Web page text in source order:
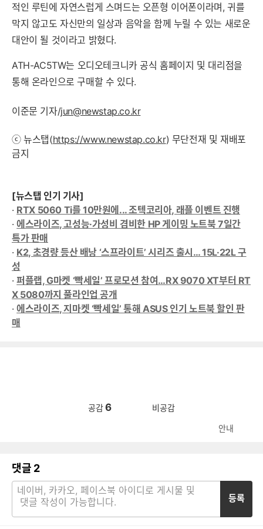
적인 루틴에 자연스럽게 스며드는 오픈형 이어폰이라며, 귀를
막지 않고도 자신만의 일상과 음악을 함께 누릴 수 있는 새로운
대안이 될 것이라고 밝혔다.
ATH-AC5TW는 오디오테크니카 공식 홈페이지 및 대리점을
통해 온라인으로 구매할 수 있다.
이준문 기자/jun@newstap.co.kr
ⓒ 뉴스탭(https://www.newstap.co.kr) 무단전재 및 재배포
금지
[뉴스탭 인기 기사]
· RTX 5060 Ti를 10만원에... 조텍코리아, 래플 이벤트 진행
·에스라이즈, 고성능·가성비 겸비한 HP 게이밍 노트북 7일간
특가 판매
· K2, 초경량 등산 배낭 ‘스프라이트’ 시리즈 출시… 15L·22L 구
성
·퍼플랩, G마켓 ‘빡세일’ 프로모션 참여…RX 9070 XT부터 RT
X 5080까지 풀라인업 공개
·에스라이즈, 지마켓 ‘빡세일’ 통해 ASUS 인기 노트북 할인 판
매
공감6 비공감
안내
댓글 2
등록